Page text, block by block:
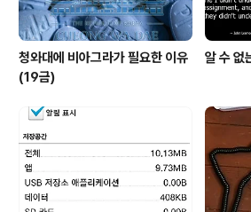
청와대에 비아그라가 필요한 이유
(19금)
알 수 없